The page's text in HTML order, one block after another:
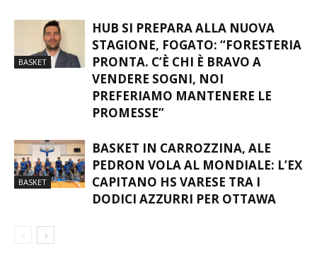
BASKET
STAGIONE, FOGATO: “FORESTERIA
PRONTA. C’È CHI È BRAVO A
VENDERE SOGNI, NOI
PREFERIAMO MANTENERE LE
PROMESSE”
BASKET
PEDRON VOLA AL MONDIALE: L’EX
CAPITANO HS VARESE TRA I
DODICI AZZURRI PER OTTAWA